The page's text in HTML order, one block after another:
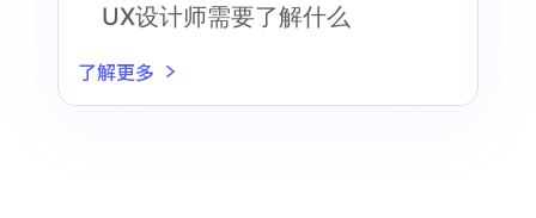
UX设计师需要了解什么
了解更多